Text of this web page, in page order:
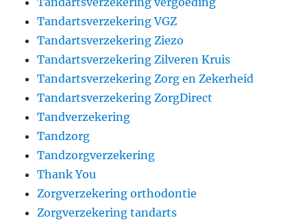
Tandartsverzekering VGZ
Tandartsverzekering Ziezo
Tandartsverzekering Zilveren Kruis
Tandartsverzekering Zorg en Zekerheid
Tandartsverzekering ZorgDirect
Tandverzekering
Tandzorg
Tandzorgverzekering
Thank You
Zorgverzekering orthodontie
Zorgverzekering tandarts